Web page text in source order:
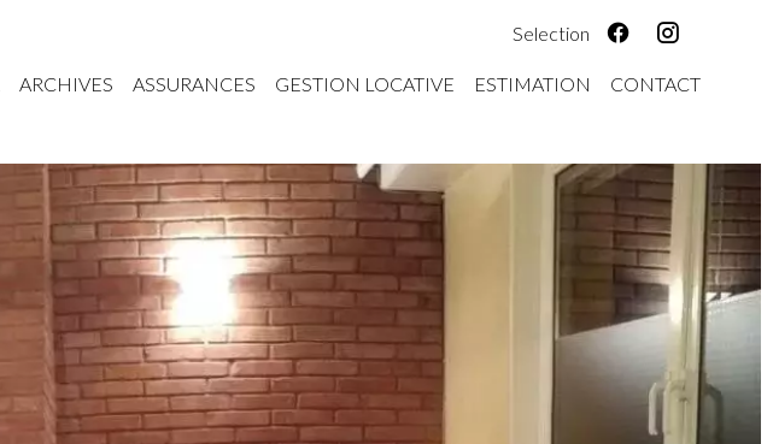
Selection
ARCHIVES ASSURANCES GESTION LOCATIVE ESTIMATION CONTACT